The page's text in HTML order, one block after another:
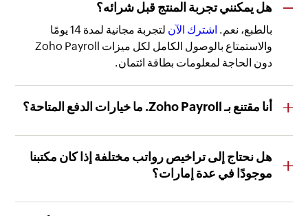
هل يمكنني تجربة المنتج قبل شرائه؟
بالطبع، نعم. اشترك الآن
لتجربة مجانية لمدة 14 يومًا
والاستمتاع بالوصول الكامل لكل ميزات Zoho Payroll
دون الحاجة لمعلومات بطاقة ائتمان.
أنا مقتنع بـ Zoho Payroll. ما خيارات الدفع المتاحة؟
هل نحتاج إلى تراخيص رواتب مختلفة إذا كان مكتبنا
موجودًا في عدة إمارات؟
كان هناك كيان قانوني واحد فقط بعدة فروع، فترخيص واحد